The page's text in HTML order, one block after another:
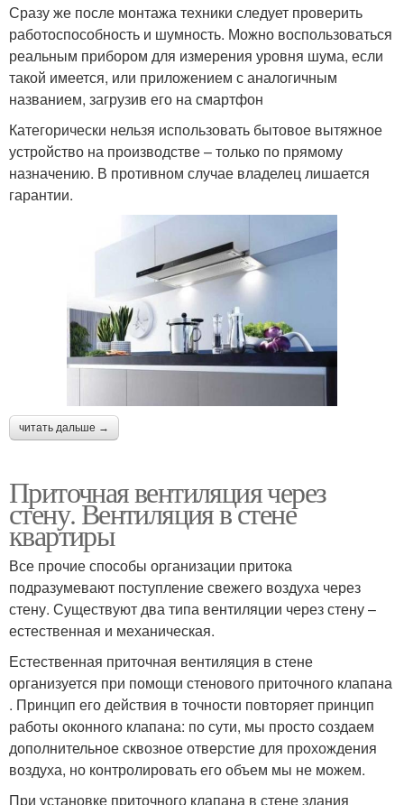
Сразу же после монтажа техники следует проверить
работоспособность и шумность. Можно воспользоваться
реальным прибором для измерения уровня шума, если
такой имеется, или приложением с аналогичным
названием, загрузив его на смартфон
Категорически нельзя использовать бытовое вытяжное
устройство на производстве – только по прямому
назначению. В противном случае владелец лишается
гарантии.
читать дальше →
Приточная вентиляция через
стену. Вентиляция в стене
квартиры
Все прочие способы организации притока
подразумевают поступление свежего воздуха через
стену. Существуют два типа вентиляции через стену –
естественная и механическая.
Естественная приточная вентиляция в стене
организуется при помощи стенового приточного клапана
. Принцип его действия в точности повторяет принцип
работы оконного клапана: по сути, мы просто создаем
дополнительное сквозное отверстие для прохождения
воздуха, но контролировать его объем мы не можем.
При установке приточного клапана в стене здания